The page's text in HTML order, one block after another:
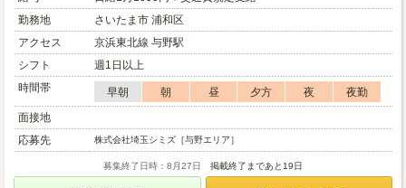
勤務地
さいたま市 浦和区
アクセス
京浜東北線 与野駅
シフト
週1日以上
時間帯
早朝 朝 昼 夕方 夜
夜勤
面接地
応募先
株式会社埼玉シミズ［与野エリア］
募集終了日時：8月27日 掲載終了まであと19日